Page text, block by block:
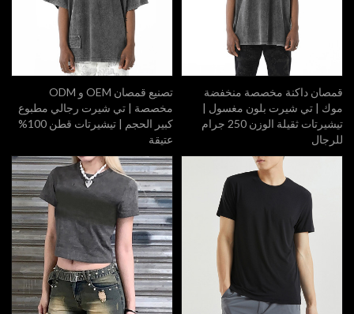
قمصان داكنة مخصصة منخفضة
موك | تي شيرت بلون مغسول |
تيشيرتات ثقيلة الوزن 250 جرام
للرجال
تصنيع قمصان OEM و ODM
مخصصة | تي شيرت رجالي مطبوع
كبير الحجم | تيشيرتات قطن 100%
عتيقة